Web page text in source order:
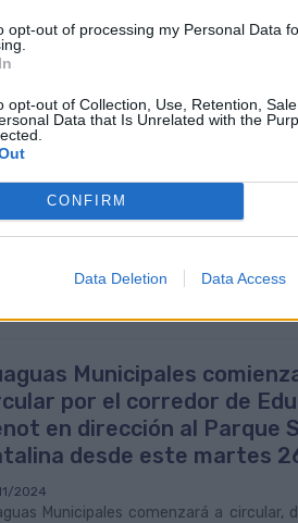
opt-out of processing my Personal Data
opt-out of Collection, Use, Retention,
Data that Is Unrelated with the
CONFIRM
Data Deletion Data Access
del Consistorio y otros 3,7
Next Generation.
del Ayuntamiento
de costes que están afectando
con el Banco Europeo de Inversiones,
de Guaguas Municipales
para este curso en 22,3 millones
de la Oferta Básica de
Municipales
por el corredor de
en dirección al Parque
desde este martes
2024
Municipales comenzará a circular,